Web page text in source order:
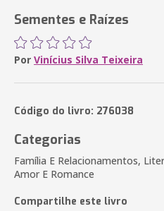
Sementes e Raízes
Por Vinícius Silva Teixeira
Código do livro: 276038
Categorias
Família E Relacionamentos,
Amor E Romance
Compartilhe este livro